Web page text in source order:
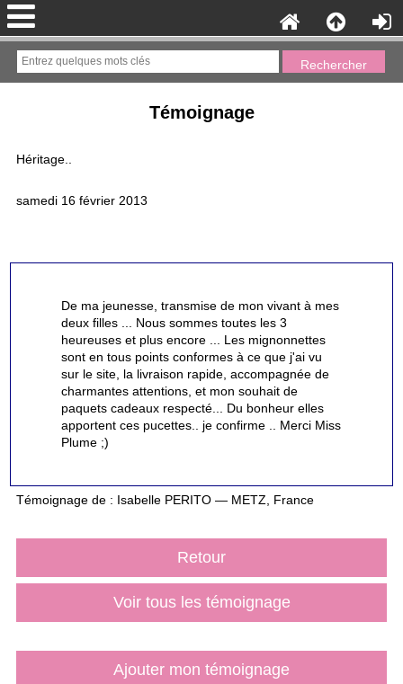
Témoignage
Héritage..
samedi 16 février 2013
De ma jeunesse, transmise de mon vivant à mes
deux filles ... Nous sommes toutes les 3
heureuses et plus encore ... Les mignonnettes
sont en tous points conformes à ce que j'ai vu
sur le site, la livraison rapide, accompagnée de
charmantes attentions, et mon souhait de
paquets cadeaux respecté... Du bonheur elles
apportent ces pucettes.. je confirme .. Merci Miss
Plume ;)
Témoignage de : Isabelle PERITO — METZ, France
Retour
Voir tous les témoignage
Ajouter mon témoignage